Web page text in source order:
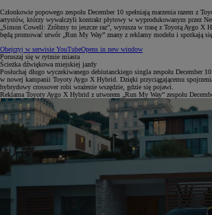
Członkowie popowego zespołu December 10 spełniają marzenia razem z
artystów, którzy wywalczyli kontrakt płytowy w wyprodukowanym przez
„Simon Cowell: Zróbmy to jeszcze raz”, wyrusza w trasę z Toyotą Aygo X
będą promować utwór „Run My Way” znany z reklamy modelu i spotkają
Obejrzyj w serwisie YouTubeOpens in new window
Poruszaj się w rytmie miasta
Ścieżka dźwiękowa miejskiej jazdy
Posłuchaj długo wyczekiwanego debiutanckiego singla zespołu December
w nowej kampanii Toyoty Aygo X Hybrid. Dzięki przyciągającemu
hybrydowy crossover robi wrażenie wszędzie, gdzie się pojawi.
Reklama Toyoty Aygo X Hybrid z utworem „Run My Way” zespołu